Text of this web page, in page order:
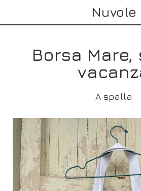
Nuvole
Borsa Mare,
A spalla